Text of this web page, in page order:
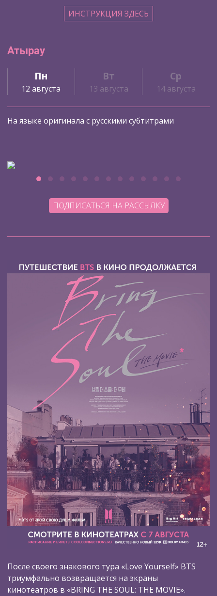
ИНСТРУКЦИЯ ЗДЕСЬ
Атырау
Пн
12 августа
Вт
13 августа
Ср
14 августа
На языке оригинала с русскими субтитрами
ПОДПИСАТЬСЯ НА РАССЫЛКУ
После своего знакового тура «Love Yourself» BTS
триумфально возвращается на экраны
кинотеатров в «BRING THE SOUL: THE MOVIE».